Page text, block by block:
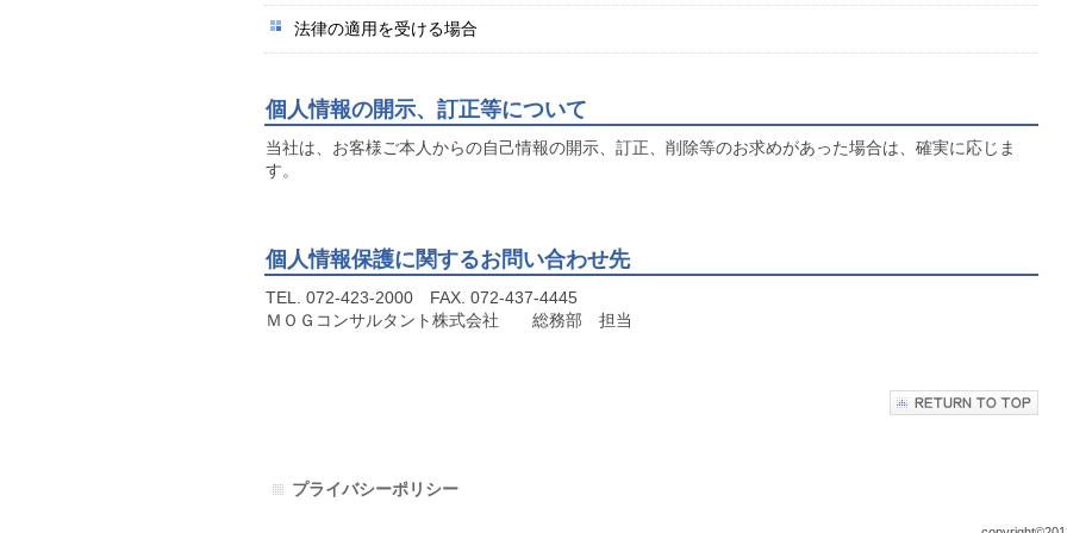
法律の適用を受ける場合
個人情報の開示、訂正等について
当社は、お客様ご本人からの自己情報の開示、訂正、削除等のお求めがあった場合は、確実に応じま
す。
個人情報保護に関するお問い合わせ先
TEL. 072-423-2000 FAX. 072-437-4445
ＭＯＧコンサルタント株式会社 総務部 担当
プライバシーポリシー